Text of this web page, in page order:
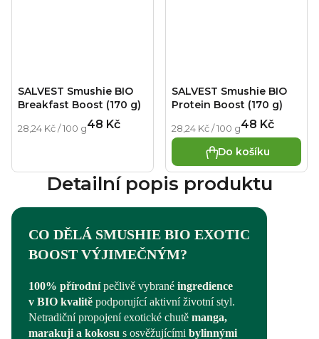
SALVEST Smushie BIO
Breakfast Boost (170 g)
48 Kč
Měrná cena:
28,24 Kč / 100 g
SALVEST Smushie BIO
Protein Boost (170 g)
48 Kč
Měrná cena:
28,24 Kč / 100 g
Do košíku
Detailní popis produktu
CO DĚLÁ SMUSHIE BIO EXOTIC
BOOST VÝJIMEČNÝM?
100% přírodnípečlivě vybrané ingredience
v BIO kvalitě podporující aktivní životní styl.
Netradiční propojení exotické chutě manga,
marakuji a kokosu s osvěžujícími bylinnými